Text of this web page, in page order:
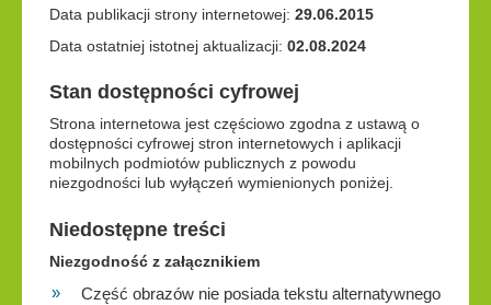
Data publikacji strony internetowej: 29.06.2015
Data ostatniej istotnej aktualizacji: 02.08.2024
Stan dostępności cyfrowej
Strona internetowa jest częściowo zgodna z ustawą o
dostępności cyfrowej stron internetowych i aplikacji
mobilnych podmiotów publicznych z powodu
niezgodności lub wyłączeń wymienionych poniżej.
Niedostępne treści
Niezgodność z załącznikiem
Część obrazów nie posiada tekstu alternatywnego